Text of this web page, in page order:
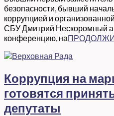
безопасности, бывший
коррупцией и
СБУ Дмитрий Нескоромный
конференцию, на
Коррупция на
готовятся
депутаты